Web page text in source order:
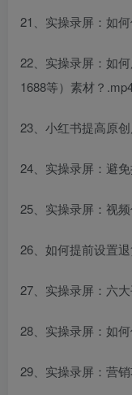
21、实操录屏：如
22、实操录屏：如
1688等）素材？
23、小红书提高原
24、实操录屏：避
25、实操录屏：视
26、如何提前设置
27、实操录屏：六
28、实操录屏：如
29、实操录屏：营